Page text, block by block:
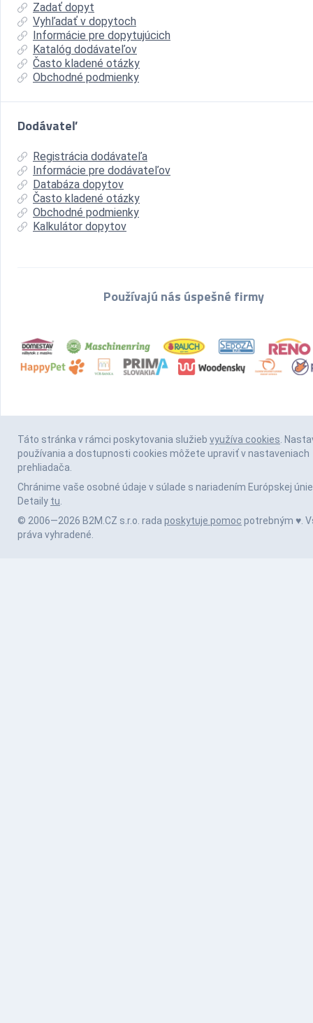
Zadať dopyt
Vyhľadať v dopytoch
Informácie pre dopytujúcich
Katalóg dodávateľov
Často kladené otázky
Obchodné podmienky
Dodávateľ
Registrácia dodávateľa
Informácie pre dodávateľov
Databáza dopytov
Často kladené otázky
Obchodné podmienky
Kalkulátor dopytov
Používajú nás úspešné firmy
Táto stránka v rámci poskytovania služieb využíva cookies.
používania a dostupnosti cookies môžete upraviť v nastaveniach
prehliadača.
Chránime vaše osobné údaje v súlade s nariadením Európskej únie
Detaily tu.
© 2006—2026 B2M.CZ s.r.o. rada poskytuje pomoc potrebným ♥️.
práva vyhradené.